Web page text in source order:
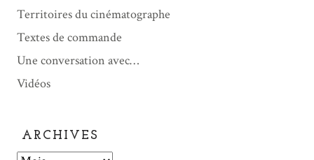
Territoires du cinématographe
Textes de commande
Une conversation avec…
Vidéos
ARCHIVES